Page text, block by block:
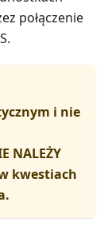
połączenie
i nie
NALEŻY
kwestiach